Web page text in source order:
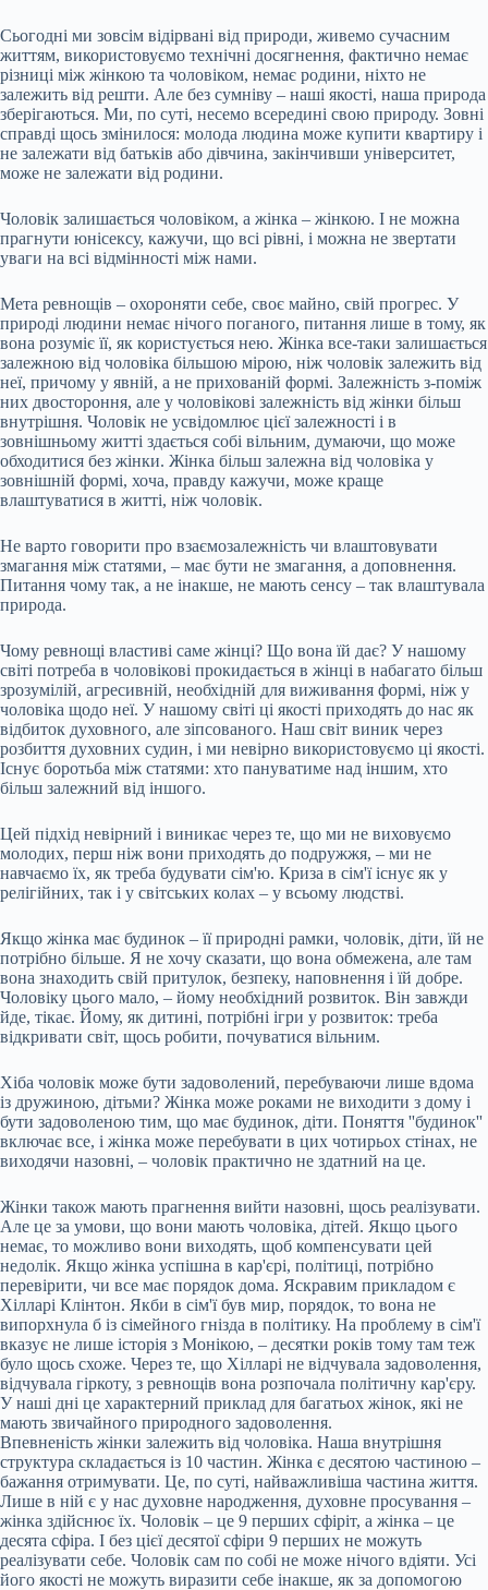
Сьогодні ми зовсім відірвані від природи, живемо сучасним
життям, використовуємо технічні досягнення, фактично немає
різниці між жінкою та чоловіком, немає родини, ніхто не
залежить від решти. Але без сумніву – наші якості, наша природа
зберігаються. Ми, по суті, несемо всередині свою природу. Зовні
справді щось змінилося: молода людина може купити квартиру і
не залежати від батьків або дівчина, закінчивши університет,
може не залежати від родини.
Чоловік залишається чоловіком, а жінка – жінкою. І не можна
прагнути юнісексу, кажучи, що всі рівні, і можна не звертати
уваги на всі відмінності між нами.
Мета ревнощів – охороняти себе, своє майно, свій прогрес. У
природі людини немає нічого поганого, питання лише в тому, як
вона розуміє її, як користується нею. Жінка все-таки залишається
залежною від чоловіка більшою мірою, ніж чоловік залежить від
неї, причому у явній, а не прихованій формі. Залежність з-поміж
них двостороння, але у чоловікові залежність від жінки більш
внутрішня. Чоловік не усвідомлює цієї залежності і в
зовнішньому житті здається собі вільним, думаючи, що може
обходитися без жінки. Жінка більш залежна від чоловіка у
зовнішній формі, хоча, правду кажучи, може краще
влаштуватися в житті, ніж чоловік.
Не варто говорити про взаємозалежність чи влаштовувати
змагання між статями, – має бути не змагання, а доповнення.
Питання чому так, а не інакше, не мають сенсу – так влаштувала
природа.
Чому ревнощі властиві саме жінці? Що вона їй дає? У нашому
світі потреба в чоловікові прокидається в жінці в набагато більш
зрозумілій, агресивній, необхідній для виживання формі, ніж у
чоловіка щодо неї. У нашому світі ці якості приходять до нас як
відбиток духовного, але зіпсованого. Наш світ виник через
розбиття духовних судин, і ми невірно використовуємо ці якості.
Існує боротьба між статями: хто пануватиме над іншим, хто
більш залежний від іншого.
Цей підхід невірний і виникає через те, що ми не виховуємо
молодих, перш ніж вони приходять до подружжя, – ми не
навчаємо їх, як треба будувати сім'ю. Криза в сім'ї існує як у
релігійних, так і у світських колах – у всьому людстві.
Якщо жінка має будинок – її природні рамки, чоловік, діти, їй не
потрібно більше. Я не хочу сказати, що вона обмежена, але там
вона знаходить свій притулок, безпеку, наповнення і їй добре.
Чоловіку цього мало, – йому необхідний розвиток. Він завжди
йде, тікає. Йому, як дитині, потрібні ігри у розвиток: треба
відкривати світ, щось робити, почуватися вільним.
Хіба чоловік може бути задоволений, перебуваючи лише вдома
із дружиною, дітьми? Жінка може роками не виходити з дому і
бути задоволеною тим, що має будинок, діти. Поняття ''будинок''
включає все, і жінка може перебувати в цих чотирьох стінах, не
виходячи назовні, – чоловік практично не здатний на це.
Жінки також мають прагнення вийти назовні, щось реалізувати.
Але це за умови, що вони мають чоловіка, дітей. Якщо цього
немає, то можливо вони виходять, щоб компенсувати цей
недолік. Якщо жінка успішна в кар'єрі, політиці, потрібно
перевірити, чи все має порядок дома. Яскравим прикладом є
Хілларі Клінтон. Якби в сім'ї був мир, порядок, то вона не
випорхнула б із сімейного гнізда в політику. На проблему в сім'ї
вказує не лише історія з Монікою, – десятки років тому там теж
було щось схоже. Через те, що Хілларі не відчувала задоволення,
відчувала гіркоту, з ревнощів вона розпочала політичну кар'єру.
У наші дні це характерний приклад для багатьох жінок, які не
мають звичайного природного задоволення.
Впевненість жінки залежить від чоловіка. Наша внутрішня
структура складається із 10 частин. Жінка є десятою частиною –
бажання отримувати. Це, по суті, найважливіша частина життя.
Лише в ній є у нас духовне народження, духовне просування –
жінка здійснює їх. Чоловік – це 9 перших сфіріт, а жінка – це
десята сфіра. І без цієї десятої сфіри 9 перших не можуть
реалізувати себе. Чоловік сам по собі не може нічого вдіяти. Усі
його якості не можуть виразити себе інакше, як за допомогою